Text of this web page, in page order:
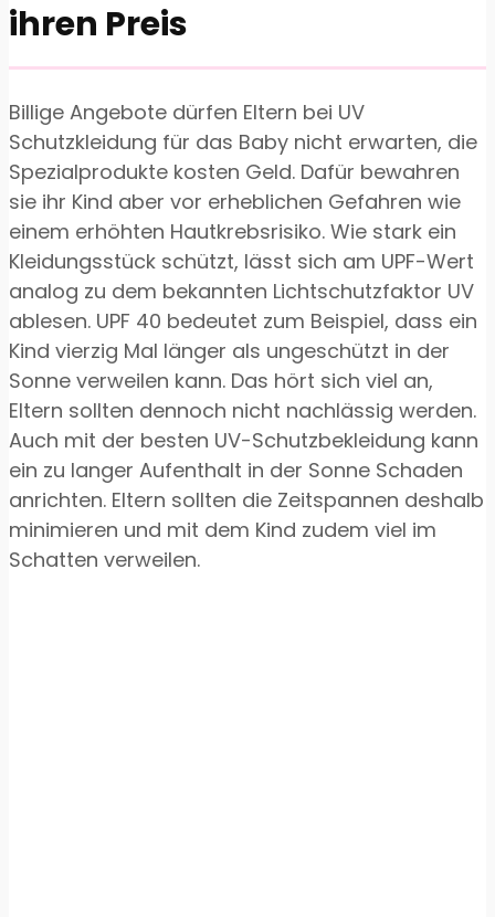
ihren Preis
Billige Angebote dürfen Eltern bei UV
Schutzkleidung für das Baby nicht erwarten, die
Spezialprodukte kosten Geld. Dafür bewahren
sie ihr Kind aber vor erheblichen Gefahren wie
einem erhöhten Hautkrebsrisiko. Wie stark ein
Kleidungsstück schützt, lässt sich am UPF-Wert
analog zu dem bekannten Lichtschutzfaktor UV
ablesen. UPF 40 bedeutet zum Beispiel, dass ein
Kind vierzig Mal länger als ungeschützt in der
Sonne verweilen kann. Das hört sich viel an,
Eltern sollten dennoch nicht nachlässig werden.
Auch mit der besten UV-Schutzbekleidung kann
ein zu langer Aufenthalt in der Sonne Schaden
anrichten. Eltern sollten die Zeitspannen deshalb
minimieren und mit dem Kind zudem viel im
Schatten verweilen.